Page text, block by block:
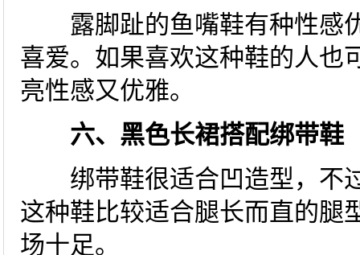
露脚趾的鱼嘴鞋有种性感
喜爱。如果喜欢这种鞋的人也
亮性感又优雅。
六、黑色长裙搭配绑带鞋
绑带鞋很适合凹造型，不
这种鞋比较适合腿长而直的腿
场十足。